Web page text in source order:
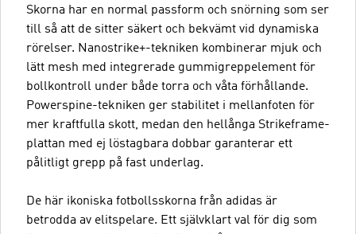
Skorna har en normal passform och snörning som ser
till så att de sitter säkert och bekvämt vid dynamiska
rörelser. Nanostrike+-tekniken kombinerar mjuk och
lätt mesh med integrerade gummigreppelement för
bollkontroll under både torra och våta förhållande.
Powerspine-tekniken ger stabilitet i mellanfoten för
mer kraftfulla skott, medan den hellånga Strikeframe-
plattan med ej löstagbara dobbar garanterar ett
pålitligt grepp på fast underlag.
De här ikoniska fotbollsskorna från adidas är
betrodda av elitspelare. Ett självklart val för dig som